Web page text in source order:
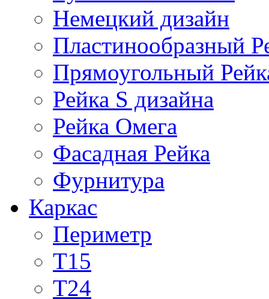
Немецкий дизайн
Пластинообразный
Прямоугольный
Рейка S дизайна
Рейка Омега
Фасадная Рейка
Фурнитура
Каркас
Периметр
Т15
Т24